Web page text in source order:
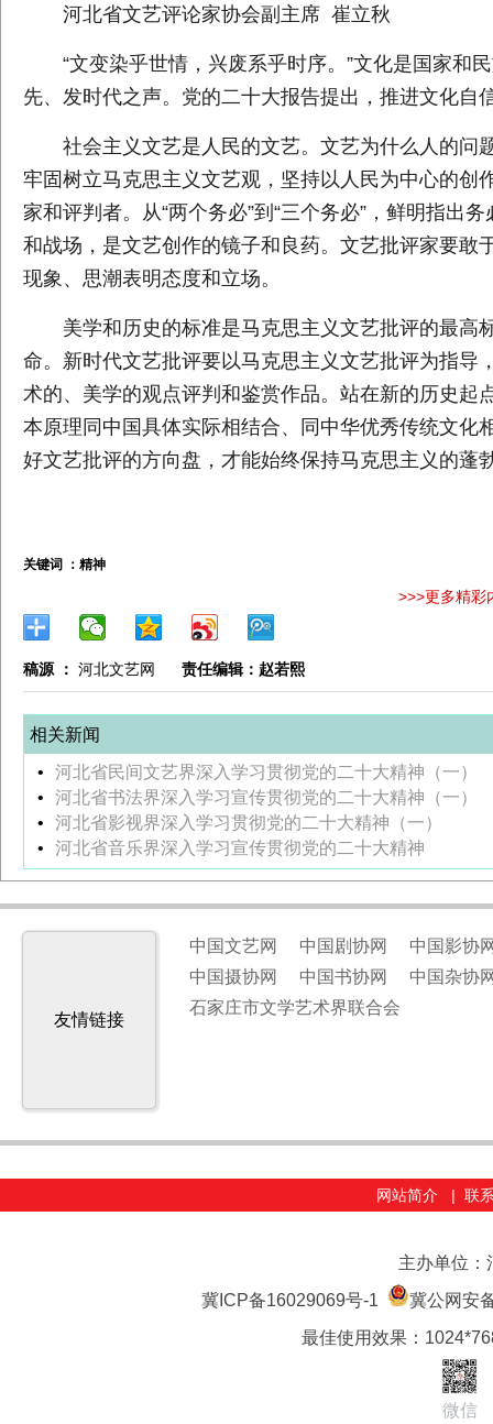
河北省文艺评论家协会副主席 崔立秋
“文变染乎世情，兴废系乎时序。”文化是国家和
先、发时代之声。党的二十大报告提出，推进文化自
社会主义文艺是人民的文艺。文艺为什么人的问
牢固树立马克思主义文艺观，坚持以人民为中心的
家和评判者。从“两个务必”到“三个务必”，鲜明指出
和战场，是文艺创作的镜子和良药。文艺批评家要敢
现象、思潮表明态度和立场。
美学和历史的标准是马克思主义文艺批评的最高
命。新时代文艺批评要以马克思主义文艺批评为指
术的、美学的观点评判和鉴赏作品。站在新的历史
本原理同中国具体实际相结合、同中华优秀传统文化
好文艺批评的方向盘，才能始终保持马克思主义的
关键词 ： 精神
>>>更多精彩
稿源 ： 河北文艺网 责任编辑：赵若熙
相关新闻
•
河北省民间文艺界深入学习贯彻党的二十大精神（一）
•
河北省书法界深入学习宣传贯彻党的二十大精神（一）
•
河北省影视界深入学习贯彻党的二十大精神（一）
•
河北省音乐界深入学习宣传贯彻党的二十大精神
友情链接
中国文艺网 中国剧协网
中国影协
中国摄协网
中国书协网
中国杂协
石家庄市文学艺术界联合会
网站简介 | 联
主办单位：
冀ICP备16029069号-1
冀公网安
最佳使用效果：
微信